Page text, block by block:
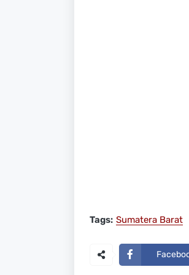
Tags: Sumatera Barat